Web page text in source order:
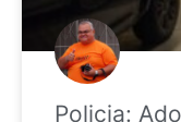
Policia: